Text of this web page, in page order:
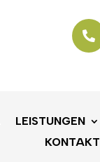

LEISTUNGEN
KONTAKT